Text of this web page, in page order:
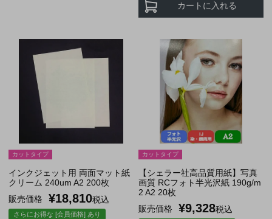
カートに入れる
カットタイプ
インクジェット用 両面マット紙
クリーム 240um A2 200枚
販売価格
¥18,810税込
さらにお得な [会員価格] あり
カットタイプ
【シェラー社高品質用紙】写真
画質 RCフォト半光沢紙 190g/m
2 A2 20枚
販売価格
¥9,328税込